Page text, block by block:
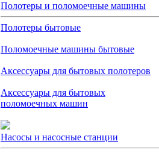
Полотеры и поломоечные машины
Полотеры бытовые
Поломоечные машины бытовые
Аксессуары для бытовых полотеров
Аксессуары для бытовых
поломоечных машин
Насосы и насосные станции